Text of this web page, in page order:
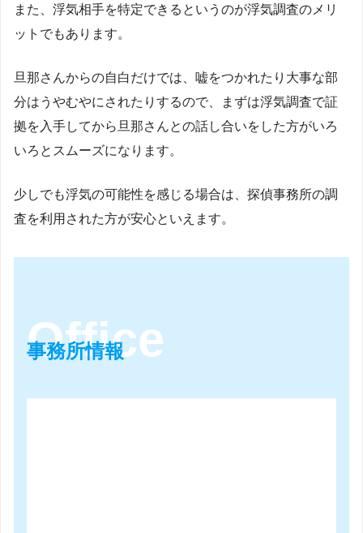
また、浮気相手を特定できるというのが浮気調査のメリ
ットでもあります。
旦那さんからの自白だけでは、嘘をつかれたり大事な部
分はうやむやにされたりするので、まずは浮気調査で証
拠を入手してから旦那さんとの話し合いをした方がいろ
いろとスムーズになります。
少しでも浮気の可能性を感じる場合は、探偵事務所の調
査を利用された方が安心といえます。
事務所情報